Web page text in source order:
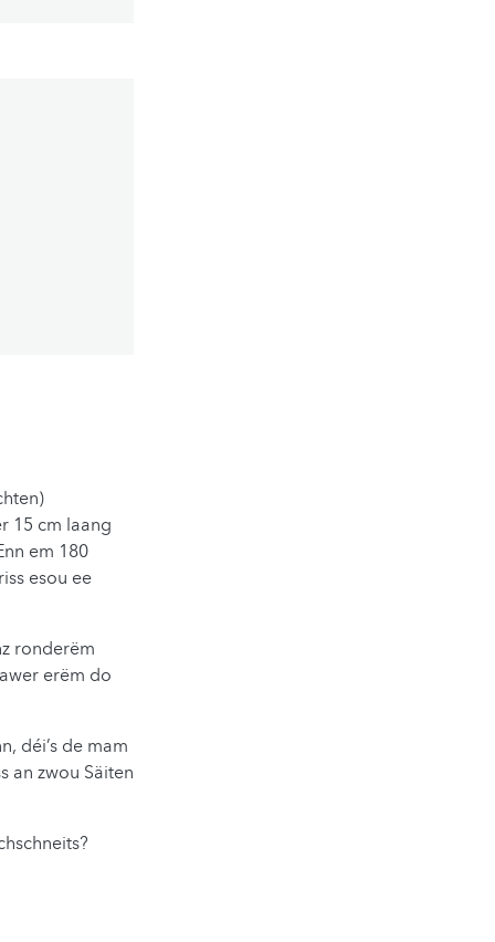
15 cm laang
em 180
esou ee
ronderëm
erëm do
déi’s de mam
an zwou Säiten